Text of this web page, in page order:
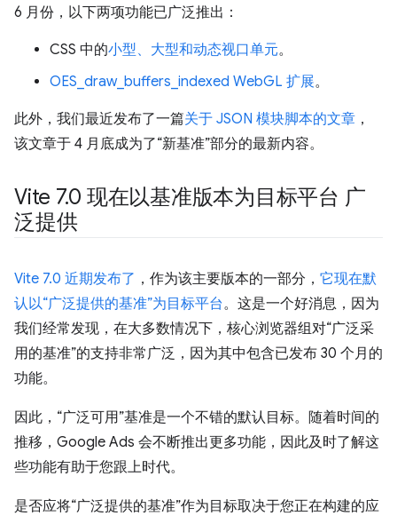
6 月份，以下两项功能已广泛推出：
CSS 中的小型、大型和动态视口单元。
OES_draw_buffers_indexed WebGL 扩展。
此外，我们最近发布了一篇关于 JSON 模块脚本的文章 ，
该文章于 4 月底成为了“新基准”部分的最新内容。
Vite 7.0 现在以基准版本为目标平台 广
泛提供
Vite 7.0 近期发布了 ，作为该主要版本的一部分， 它现在默
认以“广泛提供的基准”为目标平台。这是一个好消息，因为
我们经常发现，在大多数情况下，核心浏览器组对“广泛采
用的基准”的支持非常广泛，因为其中包含已发布 30 个月的
功能。
因此，“广泛可用”基准是一个不错的默认目标。随着时间的
推移，Google Ads 会不断推出更多功能，因此及时了解这
些功能有助于您跟上时代。
是否应将“广泛提供的基准”作为目标取决于您正在构建的应